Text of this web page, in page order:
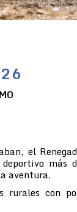
el
más
aventura.
rurales con